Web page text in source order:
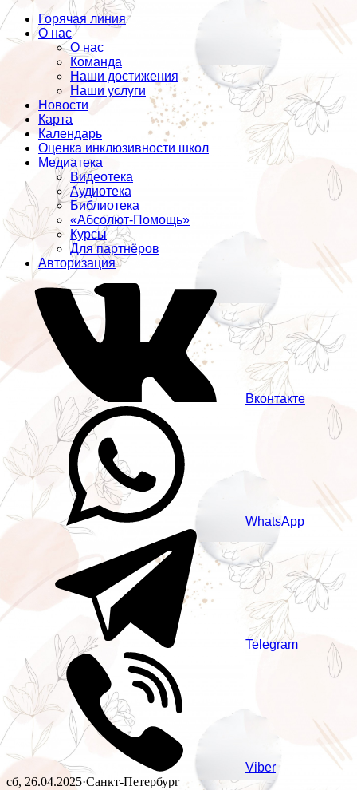
Горячая линия
О нас
О нас
Команда
Наши достижения
Наши услуги
Новости
Карта
Календарь
Оценка инклюзивности школ
Медиатека
Видеотека
Аудиотека
Библиотека
«Абсолют-Помощь»
Курсы
Для партнёров
Авторизация
Вконтакте
WhatsApp
Telegram
Viber
сб, 26.04.2025·Санкт-Петербург